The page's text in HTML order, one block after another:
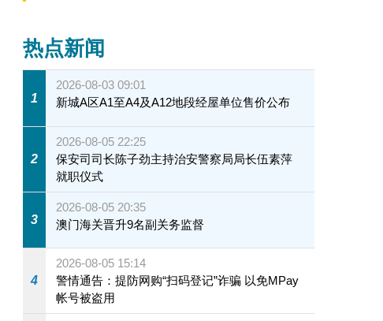
热点新闻
1
2026-08-03 09:01
新城A区A1至A4及A12地段经屋单位售价公布
2
2026-08-05 22:25
保安司司长陈子劲主持治安警察局局长伍素萍
就职仪式
3
2026-08-05 20:35
澳门海关晋升9名副关务监督
4
2026-08-05 15:14
警情通告：提防网购“扫码登记”诈骗 以免MPay
帐号被盗用